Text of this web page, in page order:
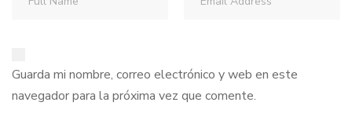
Guarda mi nombre, correo electrónico y web en este
navegador para la próxima vez que comente.